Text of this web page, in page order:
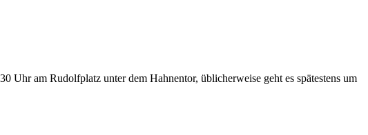
Uhr am Rudolfplatz unter dem Hahnentor, üblicherweise geht es spätestens um